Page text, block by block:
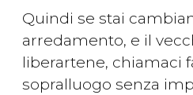
Quindi se stai
arredamento, e il
liberartene, chiamaci
sopralluogo senza